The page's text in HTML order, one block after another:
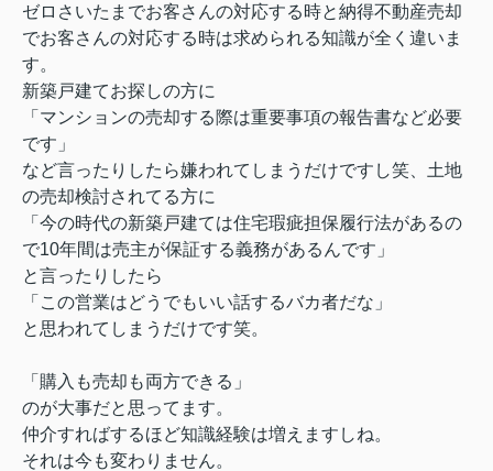
ゼロさいたまでお客さんの対応する時と納得不動産売却
でお客さんの対応する時は求められる知識が全く違いま
す。
新築戸建てお探しの方に
「マンションの売却する際は重要事項の報告書など必要
です」
など言ったりしたら嫌われてしまうだけですし笑、土地
の売却検討されてる方に
「今の時代の新築戸建ては住宅瑕疵担保履行法があるの
で10年間は売主が保証する義務があるんです」
と言ったりしたら
「この営業はどうでもいい話するバカ者だな」
と思われてしまうだけです笑。
「購入も売却も両方できる」
のが大事だと思ってます。
仲介すればするほど知識経験は増えますしね。
それは今も変わりません。